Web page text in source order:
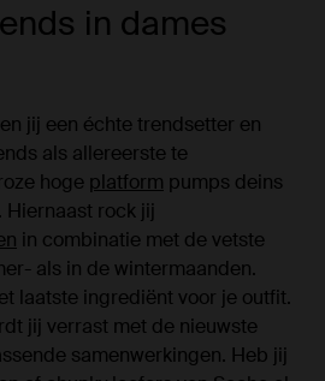
in dames
jij een échte trendsetter en
als allereerste te
hoge platform pumps deins
rock jij
in combinatie met de vetste
als in de wintermaanden.
laatste ingrediënt voor je outfit.
jij verrast met de nieuwste
samenwerkingen. Heb jij